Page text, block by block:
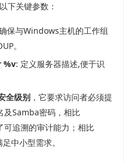
下关键参数：
保与Windows主机的工作组
。
%v: 定义服务器描述,便于识
全级别 ，它要求访问者必须提
及Samba密码，相比
可追溯的审计能力；相比
中小型需求。